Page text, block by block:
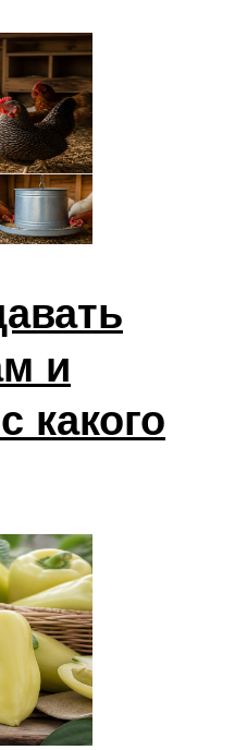
и
какого